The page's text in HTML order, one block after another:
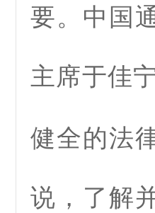
要。中国
主席于佳
健全的法
说，了解